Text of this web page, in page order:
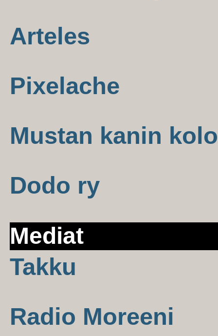
Arteles
Pixelache
Mustan kanin kolo
Dodo ry
Mediat
Takku
Radio Moreeni